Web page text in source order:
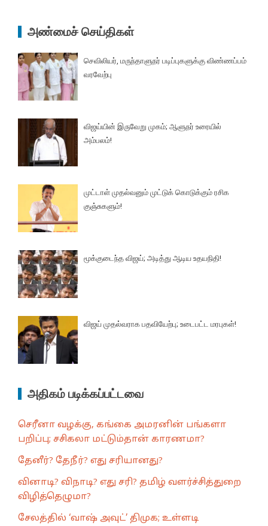
அண்மைச் செய்திகள்
செவிலியர், மருந்தாளுநர் படிப்புகளுக்கு விண்ணப்பம்
வரவேற்பு
விஜய்யின் இருவேறு முகம்; ஆளுநர் உரையில்
அம்பலம்!
முட்டாள் முதல்வனும் முட்டுக் கொடுக்கும் ரசிக
குஞ்சுகளும்!
மூக்குடைந்த விஜய்; அடித்து ஆடிய உதயநிதி!
விஜய் முதல்வராக பதவியேற்பு; உடைபட்ட மரபுகள்!
அதிகம் படிக்கப்பட்டவை
செரீனா வழக்கு, கங்கை அமரனின் பங்களா
பறிப்பு; சசிகலா மட்டும்தான் காரணமா?
தேனீர்? தேநீர்? எது சரியானது?
வினாடி? விநாடி? எது சரி? தமிழ் வளர்ச்சித்துறை
விழித்தெழுமா?
சேலத்தில் ‘வாஷ் அவுட்’ திமுக; உள்ளடி